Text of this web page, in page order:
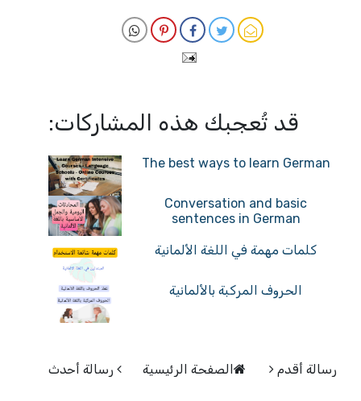
قد تُعجبك هذه المشاركات:
The best ways to learn German
Conversation and basic
sentences in German
كلمات مهمة في اللغة الألمانية
الحروف المركبة بالألمانية
رسالة أحدث رسالة أقدم الصفحة الرئيسية